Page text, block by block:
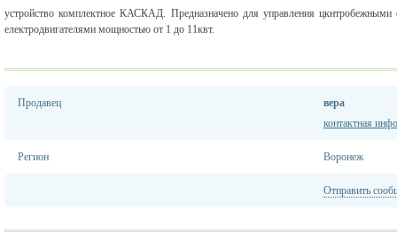
устройство комплектное КАСКАД. Предназначено для управления
електродвигателями мощностью от 1 до 11квт.
Продавец
вера
контактная
Регион Воронеж
Отправить